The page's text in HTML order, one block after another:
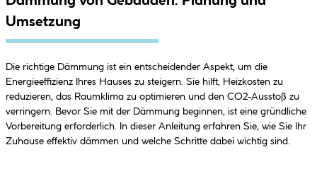
Umsetzung
Die richtige Dämmung ist ein entscheidender Aspekt, um die
Energieeffizienz Ihres Hauses zu steigern. Sie hilft, Heizkosten zu
reduzieren, das Raumklima zu optimieren und den CO2-Ausstoß zu
verringern. Bevor Sie mit der Dämmung beginnen, ist eine gründliche
Vorbereitung erforderlich. In dieser Anleitung erfahren Sie, wie Sie Ihr
Zuhause effektiv dämmen und welche Schritte dabei wichtig sind.